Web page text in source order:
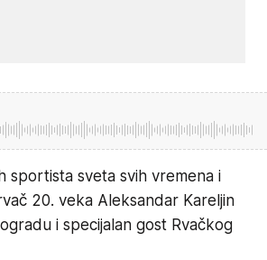
sportista sveta svih vremena i
20. veka Aleksandar Kareljin
i specijalan gost Rvačkog